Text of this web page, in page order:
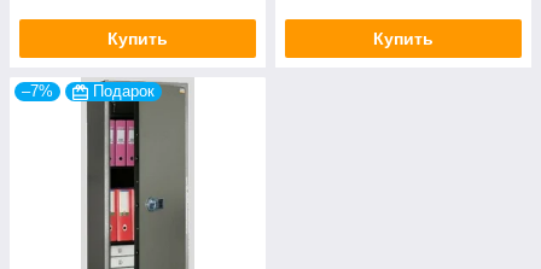
Купить Купить
–7% Подарок